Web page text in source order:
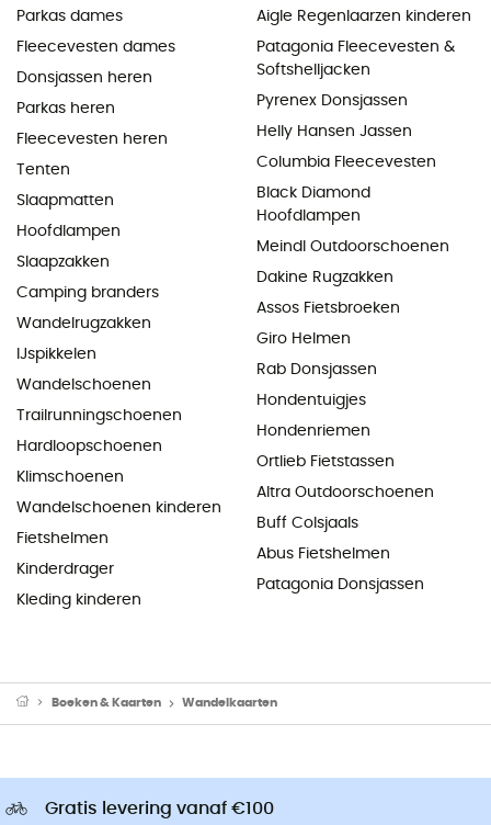
Parkas dames
Fleecevesten dames
Donsjassen heren
Parkas heren
Fleecevesten heren
Tenten
Slaapmatten
Hoofdlampen
Slaapzakken
Camping branders
Wandelrugzakken
IJspikkelen
Wandelschoenen
Trailrunningschoenen
Hardloopschoenen
Klimschoenen
Wandelschoenen kinderen
Fietshelmen
Kinderdrager
Kleding kinderen
Aigle Regenlaarzen kinderen
Patagonia Fleecevesten &
Softshelljacken
Pyrenex Donsjassen
Helly Hansen Jassen
Columbia Fleecevesten
Black Diamond
Hoofdlampen
Meindl Outdoorschoenen
Dakine Rugzakken
Assos Fietsbroeken
Giro Helmen
Rab Donsjassen
Hondentuigjes
Hondenriemen
Ortlieb Fietstassen
Altra Outdoorschoenen
Buff Colsjaals
Abus Fietshelmen
Patagonia Donsjassen
Boeken & Kaarten Wandelkaarten
Gratis levering vanaf €100